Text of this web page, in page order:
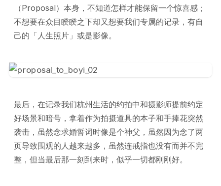
（Proposal）本身，不知道怎样才能保留一个惊喜感；
不想要在众目睽睽之下却又想要我们专属的记录，有自
己的「人生照片」或是影像。
最后，在记录我们杭州生活的约拍中和摄影师提前约定
好场景和暗号，拿着作为拍摄道具的本子和手捧花突然
袭击，虽然念求婚誓词时像是个神父，虽然因为念了两
页导致围观的人越来越多，虽然连戒指也没有而并不完
整，但当最后那一刻到来时，似乎一切都刚刚好。